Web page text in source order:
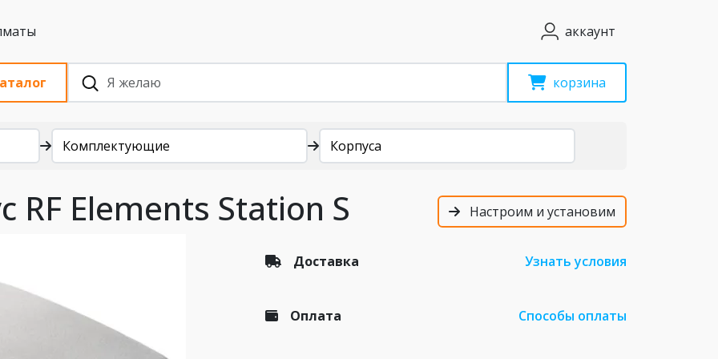
НДС, Алматы аккаунт
корзина
Комплектующие Корпуса
Elements Station S Настроим и установим
Доставка Узнать условия
Оплата Способы оплаты